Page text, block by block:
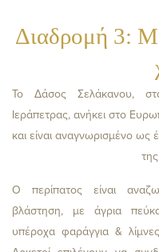
Διαδρομή 3:
Το Δάσος Σελάκανου,
Ιεράπετρας, ανήκει στο
και είναι αναγνωρισμένο
Ο περίπατος είναι
βλάστηση, με άγρια
υπέροχα φαράγγια &